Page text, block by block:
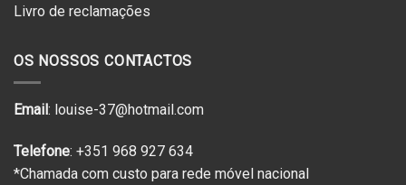
Livro de reclamações
OS NOSSOS CONTACTOS
Email : louise-37@hotmail.com
Telefone: +351 968 927 634
*Chamada com custo para rede móvel nacional